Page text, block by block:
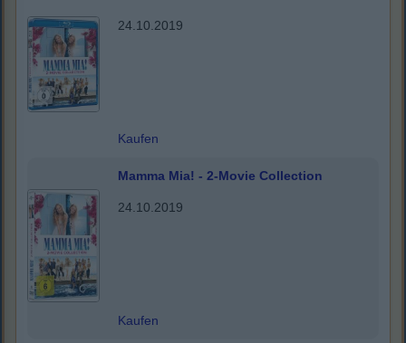
24.10.2019
Kaufen
Mamma Mia! - 2-Movie Collection
24.10.2019
Kaufen